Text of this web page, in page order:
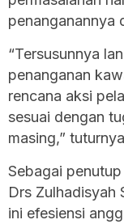
penanganannya
“Tersusunnya
penanganan
rencana aksi
sesuai dengan
masing,”
Sebagai
Drs Zulhadisyah
ini efesiensi